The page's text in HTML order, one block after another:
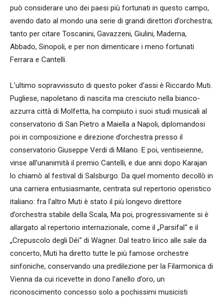
può considerare uno dei paesi più fortunati in questo campo,
avendo dato al mondo una serie di grandi direttori d’orchestra;
tanto per citare Toscanini, Gavazzeni, Giulini, Maderna,
Abbado, Sinopoli, e per non dimenticare i meno fortunati
Ferrara e Cantelli.
L’ultimo sopravvissuto di questo poker d’assi è Riccardo Muti.
Pugliese, napoletano di nascita ma cresciuto nella bianco-
azzurra città di Molfetta, ha compiuto i suoi studi musicali al
conservatorio di San Pietro a Maiella a Napoli, diplomandosi
poi in composizione e direzione d’orchestra presso il
conservatorio Giuseppe Verdi di Milano. E poi, ventiseienne,
vinse all’unanimità il premio Cantelli, e due anni dopo Karajan
lo chiamò al festival di Salsburgo. Da quel momento decollò in
una carriera entusiasmante, centrata sul repertorio operistico
italiano: fra l’altro Muti è stato il più longevo direttore
d’orchestra stabile della Scala, Ma poi, progressivamente si è
allargato al repertorio internazionale, come il „Parsifal“ e il
„Crepuscolo degli Déi“ di Wagner. Dal teatro lirico alle sale da
concerto, Muti ha diretto tutte le più famose orchestre
sinfoniche, conservando una predilezione per la Filarmonica di
Vienna da cui ricevette in dono l’anello d’oro, un
riconoscimento concesso solo a pochissimi musicisti